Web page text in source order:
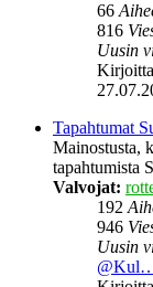
66
816
Uusin
Tapahtumat
Mainostusta,
tapahtumista
Valvojat:
192
946
Uusin